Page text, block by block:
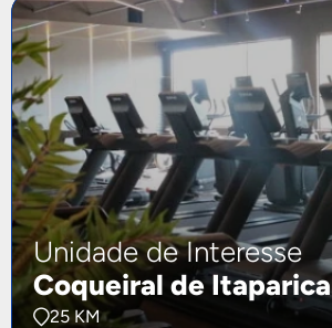
Unidade de Interesse
Coqueiral de Itaparica
25 KM